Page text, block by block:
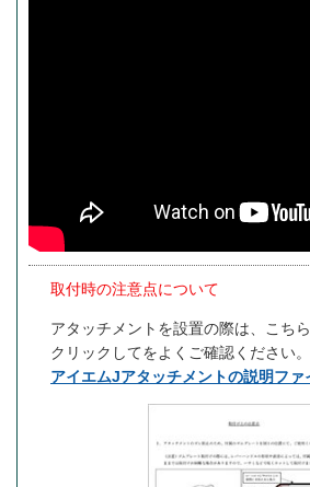
取付時の注意点について
アタッチメントを設置の際は、こち
クリックしてをよくご確認ください。
アイエムJアタッチメントの説明ファ